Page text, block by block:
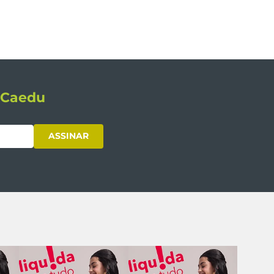
ASSINAR